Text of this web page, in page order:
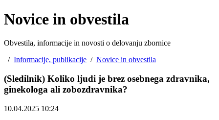
Novice in obvestila
Obvestila, informacije in novosti o delovanju zbornice
/ Informacije, publikacije / Novice in obvestila
(Sledilnik) Koliko ljudi je brez osebnega zdravnika,
ginekologa ali zobozdravnika?
10.04.2025 10:24